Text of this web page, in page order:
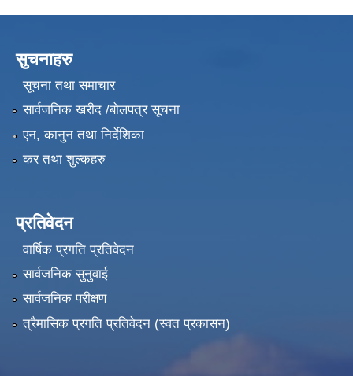
सुचनाहरु
सूचना तथा समाचार
सार्वजनिक खरीद /बोलपत्र सूचना
एन, कानुन तथा निर्देशिका
कर तथा शुल्कहरु
प्रतिवेदन
वार्षिक प्रगति प्रतिवेदन
सार्वजनिक सुनुवाई
सार्वजनिक परीक्षण
त्रैमासिक प्रगति प्रतिवेदन (स्वत प्रकासन)